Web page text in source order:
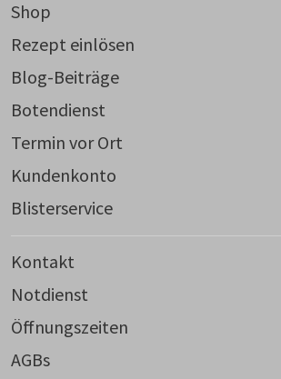
Shop
Rezept einlösen
Blog-Beiträge
Botendienst
Termin vor Ort
Kundenkonto
Blisterservice
Kontakt
Notdienst
Öffnungszeiten
AGBs